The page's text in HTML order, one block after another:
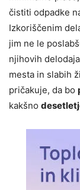
čistiti odpadke
Izkoriščenim
jim ne le
njihovih
mesta in slabih
pričakuje, da bo
kakšno